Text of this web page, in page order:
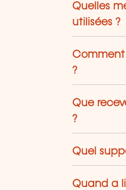
Quelles
utilisées ?
Comment
?
Que
?
Quel
Quand a